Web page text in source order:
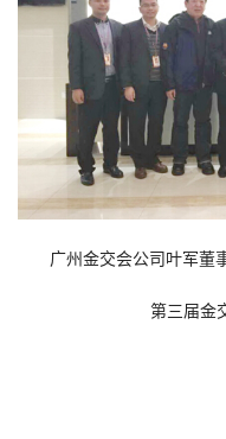
广州金交会公司叶军董
第三届金